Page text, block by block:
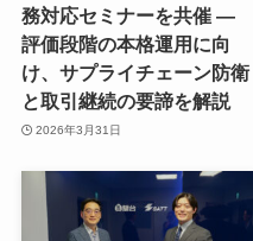
務対応セミナーを共催 ―
評価段階の本格運用に向
け、サプライチェーン防衛
と取引継続の要諦を解説
2026年3月31日